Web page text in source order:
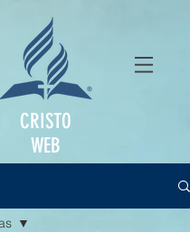
CRISTO
WEB